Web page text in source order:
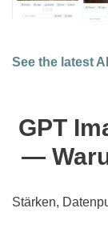
See the latest
GPT
—
Stärken,